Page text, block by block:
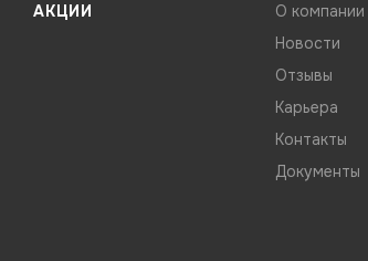
АКЦИИ
О компании
Новости
Отзывы
Карьера
Контакты
Документы